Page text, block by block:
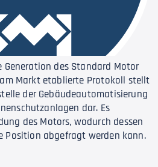
des Standard Motor
Markt etablierte Protokoll stellt
der Gebäudeautomatisierung
dar. Es
des Motors, wodurch dessen
Position abgefragt werden kann.